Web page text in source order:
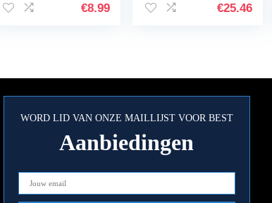
visgarnalen plant
€8.99 €25.46
WORD LID VAN ONZE MAILLIJST VOOR BEST
Aanbiedingen